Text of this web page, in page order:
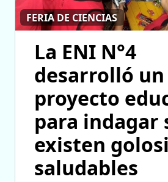
FERIA DE CIENCIAS
La ENI N°4
desarrolló un
proyecto
para indagar
existen
saludables